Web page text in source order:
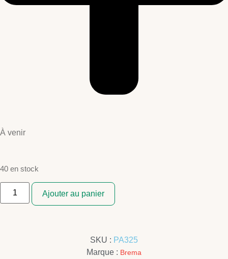
À venir
40 en stock
Ajouter au panier
SKU : PA325
Marque : Brema